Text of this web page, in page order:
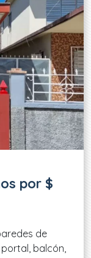
por $
de
balcón,